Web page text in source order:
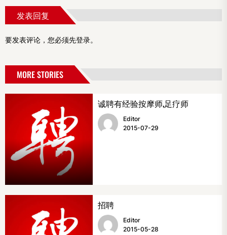
发表回复
要发表评论，您必须先登录。
MORE STORIES
诚聘有经验按摩师,足疗师
Editor
2015-07-29
招聘
Editor
2015-05-28